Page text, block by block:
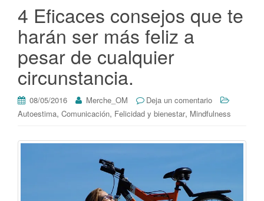
4 Eficaces consejos que te
harán ser más feliz a
pesar de cualquier
circunstancia.
08/05/2016 Merche_OM
Deja un comentario
Autoestima, Comunicación, Felicidad y bienestar, Mindfulness